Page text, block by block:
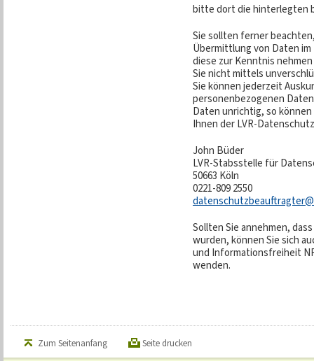
bitte dort die hinterlegten
Sie sollten ferner
Übermittlung von Daten
diese zur Kenntnis
Sie nicht mittels
Sie können jederzeit
personenbezogenen
Daten unrichtig, so
Ihnen der LVR-
John Büder
LVR-Stabsstelle für
50663 Köln
0221-809 2550
Sollten Sie annehmen,
wurden, können Sie sich
und Informationsfreiheit
wenden.
Zum Seitenanfang Seite drucken